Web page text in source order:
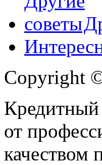
Copyright
Кредитный
от
качеством